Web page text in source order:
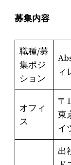
募集内容
職種/募
集ポジ
ション
ィ
オフィ
ス
〒
東
イ
出